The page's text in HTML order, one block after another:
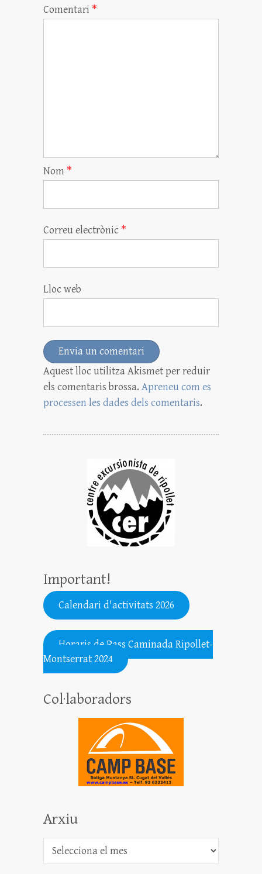
Comentari *
Nom *
Correu electrònic *
Lloc web
Aquest lloc utilitza Akismet per reduir
els comentaris brossa. Apreneu com es
processen les dades dels comentaris.
Important!
Calendari d'activitats 2026
.......................................................
Horaris de Pass Caminada Ripollet-
Montserrat 2024
Col·laboradors
Arxiu
Arxiu